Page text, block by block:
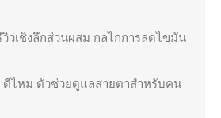
วิวเชิงลึกส่วนผสม กลไกการลดไขมัน
ดีไหม ตัวช่วยดูแลสายตาสำหรับคน